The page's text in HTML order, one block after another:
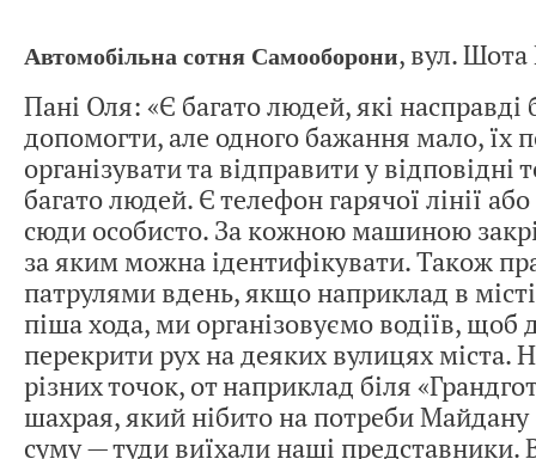
Автомобільна сотня Самооборони, вул. Шота
Пані Оля: «Є багато людей, які
допомогти, але одного бажання мало, їх
організувати та відправити у відповідні
багато людей. Є телефон гарячої лінії
сюди особисто. За кожною машиною
за яким можна ідентифікувати. Також
патрулями вдень, якщо наприклад в місті
піша хода, ми організовуємо водіїв, щоб
перекрити рух на деяких вулицях міста.
різних точок, от наприклад біля
шахрая, який нібито на потреби Майдану
суму — туди виїхали наші представники.